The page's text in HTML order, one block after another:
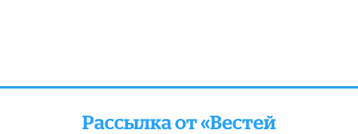
Рассылка от «Вестей